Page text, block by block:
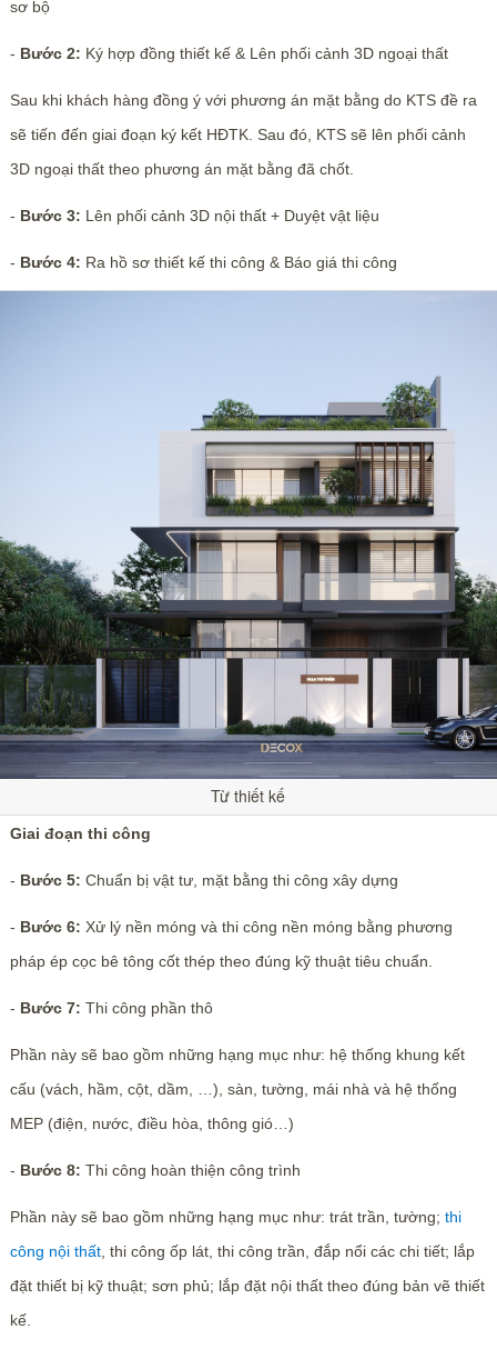
sơ bộ
- Bước 2: Ký hợp đồng thiết kế & Lên phối cảnh 3D ngoại thất
Sau khi khách hàng đồng ý với phương án mặt bằng do KTS đề ra
sẽ tiến đến giai đoạn ký kết HĐTK. Sau đó, KTS sẽ lên phối cảnh
3D ngoại thất theo phương án mặt bằng đã chốt.
- Bước 3: Lên phối cảnh 3D nội thất + Duyệt vật liệu
- Bước 4: Ra hồ sơ thiết kế thi công & Báo giá thi công
Từ thiết kế
Giai đoạn thi công
- Bước 5: Chuẩn bị vật tư, mặt bằng thi công xây dựng
- Bước 6: Xử lý nền móng và thi công nền móng bằng phương
pháp ép cọc bê tông cốt thép theo đúng kỹ thuật tiêu chuẩn.
- Bước 7: Thi công phần thô
Phần này sẽ bao gồm những hạng mục như: hệ thống khung kết
cấu (vách, hầm, cột, dầm, …), sàn, tường, mái nhà và hệ thống
MEP (điện, nước, điều hòa, thông gió…)
- Bước 8: Thi công hoàn thiện công trình
Phần này sẽ bao gồm những hạng mục như: trát trần, tường; thi
công nội thất, thi công ốp lát, thi công trần, đắp nổi các chi tiết; lắp
đặt thiết bị kỹ thuật; sơn phủ; lắp đặt nội thất theo đúng bản vẽ thiết
kế.